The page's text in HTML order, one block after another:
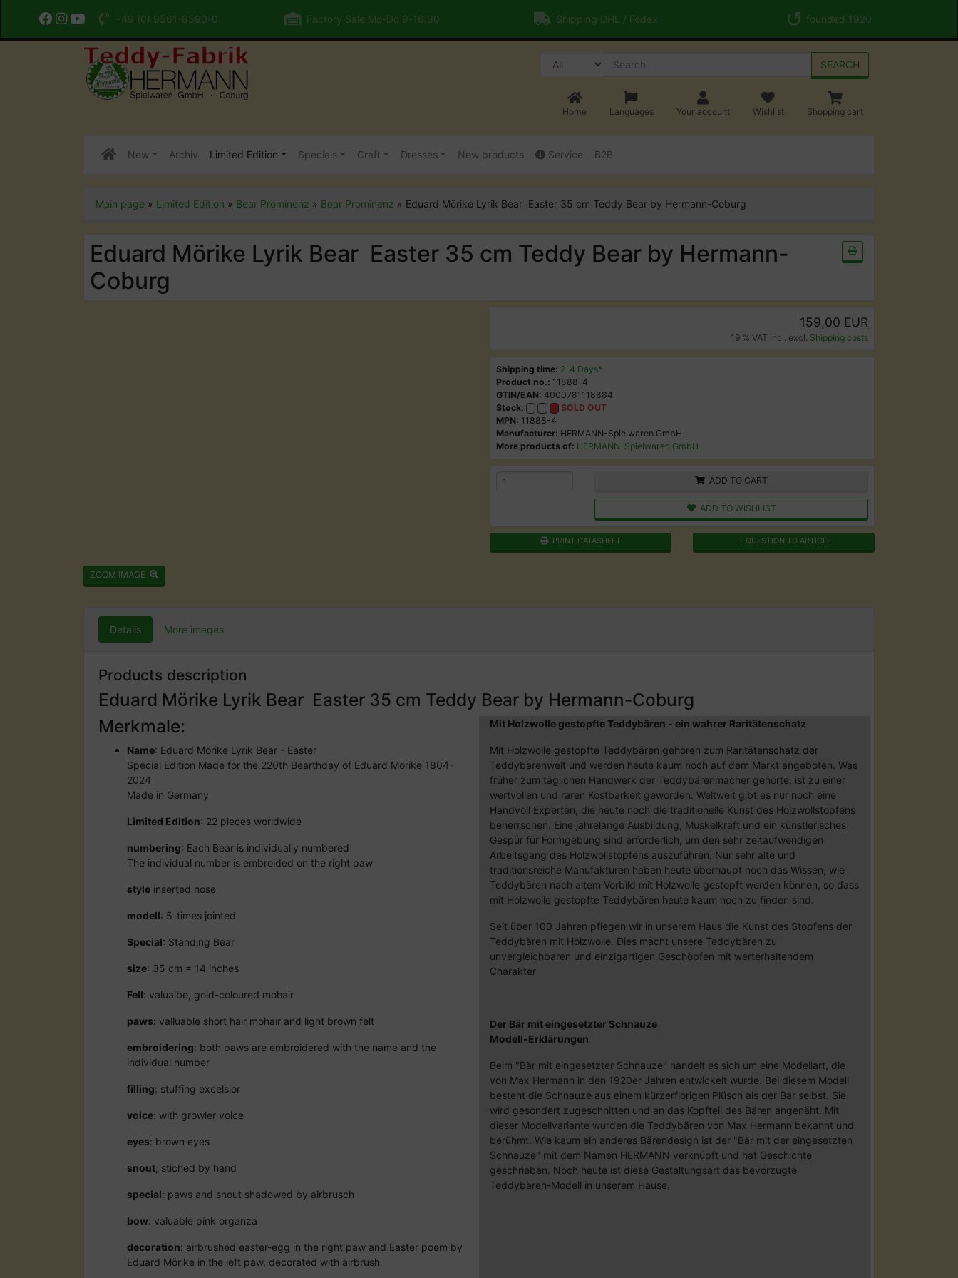
+49 (0) 9561-8590-0 Factory Sale Mo-Do 9-16.30 Shipping DHL / Fedex founded 1920
SEARCH
Home Languages Your account Wishlist Shopping cart
New Archiv Limited Edition Specials Craft Dresses New products Service B2B
Main page » Limited Edition » Bear Prominenz » Bear Prominenz » Eduard Mörike Lyrik Bear  Easter 35 cm Teddy Bear by Hermann-Coburg
Eduard Mörike Lyrik Bear  Easter 35 cm Teddy Bear by Hermann-
Coburg
ZOOM IMAGE
159,00 EUR
19 % VAT incl. excl. Shipping costs
Shipping time: 2-4 Days*
Product no.: 11888-4
GTIN/EAN: 4000781118884
Stock:
SOLD OUT
MPN: 11888-4
Manufacturer: HERMANN-Spielwaren GmbH
More products of: HERMANN-Spielwaren GmbH
ADD TO CART
ADD TO WISHLIST
PRINT DATASHEET QUESTION TO ARTICLE
Details More images
Products description
Eduard Mörike Lyrik Bear  Easter 35 cm Teddy Bear by Hermann-Coburg
Merkmale:
Name: Eduard Mörike Lyrik Bear - Easter
Special Edition Made for the 220th Bearthday of Eduard Mörike 1804-
2024
Made in Germany
Limited Edition: 22 pieces worldwide
numbering: Each Bear is individually numbered
The individual number is embroided on the right paw
style inserted nose
modell: 5-times jointed
Special: Standing Bear
size: 35 cm = 14 inches
Fell: valualbe, gold-coloured mohair
paws: valluable short hair mohair and light brown felt
embroidering: both paws are embroidered with the name and the
individual number
filling: stuffing excelsior
voice: with growler voice
eyes: brown eyes
snout; stiched by hand
special: paws and snout shadowed by airbrusch
bow: valuable pink organza
decoration: airbrushed easter-egg in the right paw and Easter poem by
Eduard Mörike in the left paw, decorated with airbrush
Mit Holzwolle gestopfte Teddybären - ein wahrer Raritätenschatz
Mit Holzwolle gestopfte Teddybären gehören zum Raritätenschatz der
Teddybärenwelt und werden heute kaum noch auf dem Markt angeboten. Was
früher zum täglichen Handwerk der Teddybärenmacher gehörte, ist zu einer
wertvollen und raren Kostbarkeit geworden. Weltweit gibt es nur noch eine
Handvoll Experten, die heute noch die traditionelle Kunst des Holzwollstopfens
beherrschen. Eine jahrelange Ausbildung, Muskelkraft und ein künstlerisches
Gespür für Formgebung sind erforderlich, um den sehr zeitaufwendigen
Arbeitsgang des Holzwollstopfens auszuführen. Nur sehr alte und
traditionsreiche Manufakturen haben heute überhaupt noch das Wissen, wie
Teddybären nach altem Vorbild mit Holzwolle gestopft werden können, so dass
mit Holzwolle gestopfte Teddybären heute kaum noch zu finden sind.
Seit über 100 Jahren pflegen wir in unserem Haus die Kunst des Stopfens der
Teddybären mit Holzwolle. Dies macht unsere Teddybären zu
unvergleichbaren und einzigartigen Geschöpfen mit werterhaltendem
Charakter
Der Bär mit eingesetzter Schnauze
Modell-Erklärungen
Beim "Bär mit eingesetzter Schnauze" handelt es sich um eine Modellart, die
von Max Hermann in den 1920er Jahren entwickelt wurde. Bei diesem Modell
besteht die Schnauze aus einem kürzerflorigen Plüsch als der Bär selbst. Sie
wird gesondert zugeschnitten und an das Kopfteil des Bären angenäht. Mit
dieser Modellvariante wurden die Teddybären von Max Hermann bekannt und
berühmt. Wie kaum ein anderes Bärendesign ist der "Bär mit der eingesetzten
Schnauze" mit dem Namen HERMANN verknüpft und hat Geschichte
geschrieben. Noch heute ist diese Gestaltungsart das bevorzugte
Teddybären-Modell in unserem Hause.